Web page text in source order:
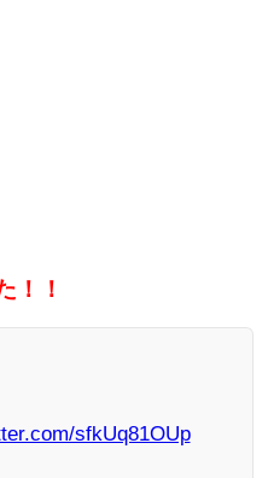
！！
sfkUq81OUp